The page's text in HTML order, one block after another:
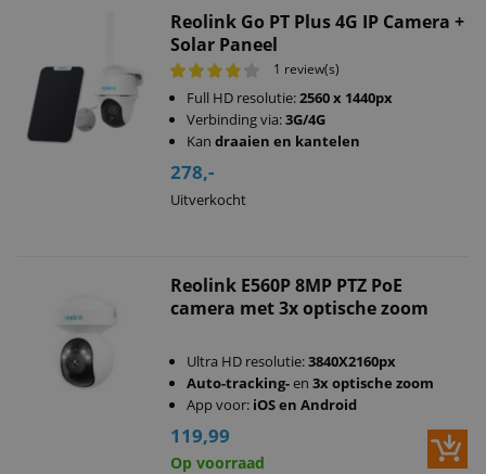
Reolink Go PT Plus 4G IP Camera +
Solar Paneel
1 review(s)
Full HD resolutie:2560 x 1440px
Verbinding via:3G/4G
Kan draaien en kantelen
278,-
Uitverkocht
Reolink E560P 8MP PTZ PoE
camera met 3x optische zoom
Ultra HD resolutie:3840X2160px
Auto-tracking-en 3x optische zoom
App voor: iOS en Android
119,99
Op voorraad